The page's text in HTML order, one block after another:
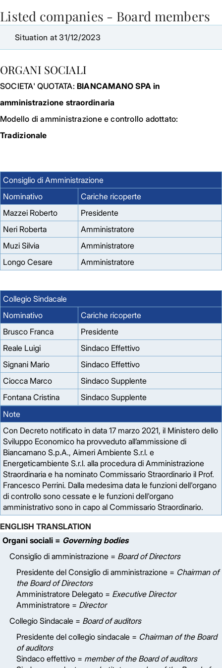
Skip to Main Content
Listed companies - Board members
Situation at 31/12/2023
ORGANI SOCIALI
SOCIETA' QUOTATA: BIANCAMANO SPA in
amministrazione straordinaria
Modello di amministrazione e controllo adottato:
Tradizionale
Consiglio di Amministrazione
Nominativo
Cariche ricoperte
Mazzei Roberto
Presidente
Neri Roberta
Amministratore
Muzi Silvia
Amministratore
Longo Cesare
Amministratore
Collegio Sindacale
Nominativo
Cariche ricoperte
Brusco Franca
Presidente
Reale Luigi
Sindaco Effettivo
Signani Mario
Sindaco Effettivo
Ciocca Marco
Sindaco Supplente
Fontana Cristina
Sindaco Supplente
Note
Con Decreto notificato in data 17 marzo 2021, il Ministero dello
Sviluppo Economico ha provveduto all’ammissione di
Biancamano S.p.A., Aimeri Ambiente S.r.l. e
Energeticambiente S.r.l. alla procedura di Amministrazione
Straordinaria e ha nominato Commissario Straordinario il Prof.
Francesco Perrini. Dalla medesima data le funzioni dell'organo
di controllo sono cessate e le funzioni dell'organo
amministrativo sono in capo al Commissario Straordinario.
ENGLISH TRANSLATION
Organi sociali = Governing bodies
Consiglio di amministrazione = Board of Directors
Presidente del Consiglio di amministrazione = Chairman of
the Board of Directors
Amministratore Delegato = Executive Director
Amministratore = Director
Collegio Sindacale = Board of auditors
Presidente del collegio sindacale = Chairman of the Board
of auditors
Sindaco effettivo = member of the Board of auditors